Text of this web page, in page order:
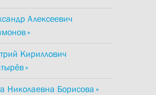
Алексеевич
Кириллович
Николаевна Борисова